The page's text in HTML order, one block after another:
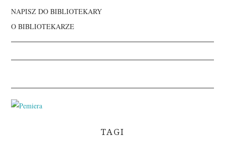
NAPISZ DO BIBLIOTEKARY
O BIBLIOTEKARZE
TAGI